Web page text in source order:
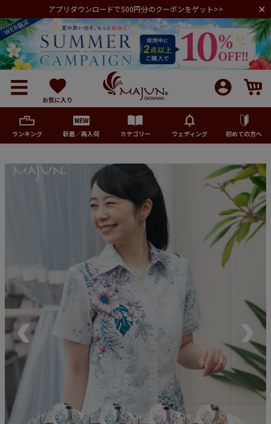
アプリダウンロードで500円分のクーポンをゲット>>
お気に入り
ランキング 新着／再入荷 カテゴリー ウェディング 初めての方へ
メンズ
ランキング
新商品
再入荷商品
アウトレット